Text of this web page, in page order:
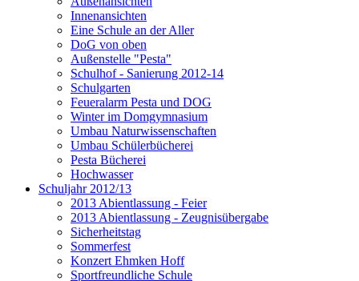
Innenansichten
Eine Schule an der Aller
DoG von oben
Außenstelle "Pesta"
Schulhof - Sanierung 2012-14
Schulgarten
Feueralarm Pesta und DOG
Winter im Domgymnasium
Umbau Naturwissenschaften
Umbau Schülerbücherei
Pesta Bücherei
Hochwasser
Schuljahr 2012/13
2013 Abientlassung - Feier
2013 Abientlassung - Zeugnisübergabe
Sicherheitstag
Sommerfest
Konzert Ehmken Hoff
Sportfreundliche Schule